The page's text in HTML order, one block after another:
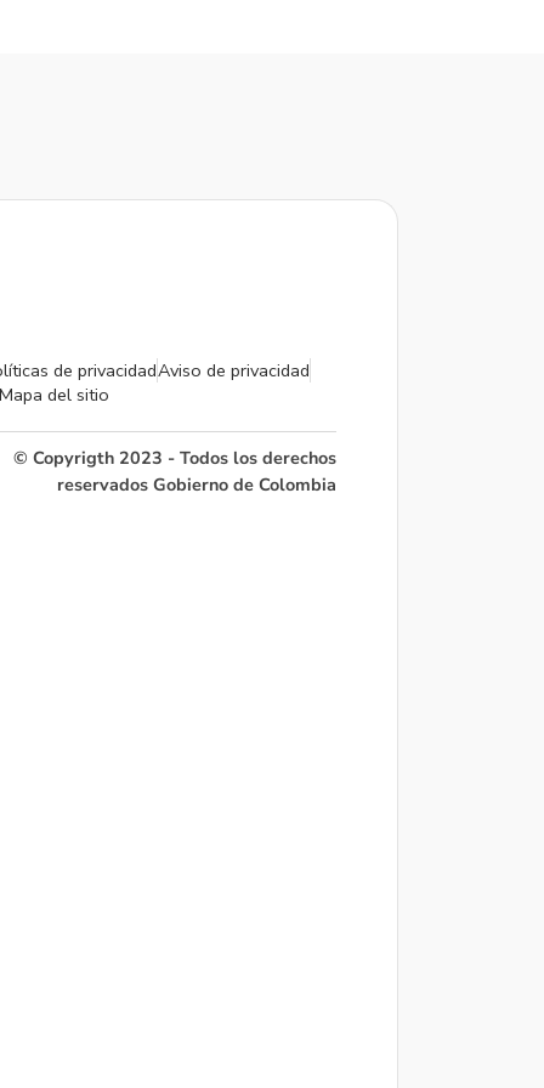
de privacidadAviso de privacidad
Mapa del sitio
© Copyrigth 2023 - Todos los derechos
reservados Gobierno de Colombia